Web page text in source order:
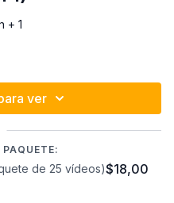
+ 1
ver
de 25 vídeos)$18,00